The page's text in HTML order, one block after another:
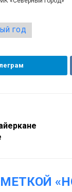
ГОД